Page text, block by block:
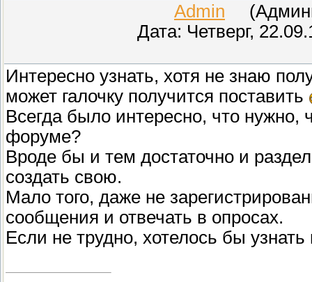
Admin
Дата: Четверг,
Интересно узнать, хотя не знаю
может галочку получится поставить
Всегда было интересно, что нужно,
форуме?
Вроде бы и тем достаточно и
создать свою.
Мало того, даже не
сообщения и отвечать в опросах.
Если не трудно, хотелось бы